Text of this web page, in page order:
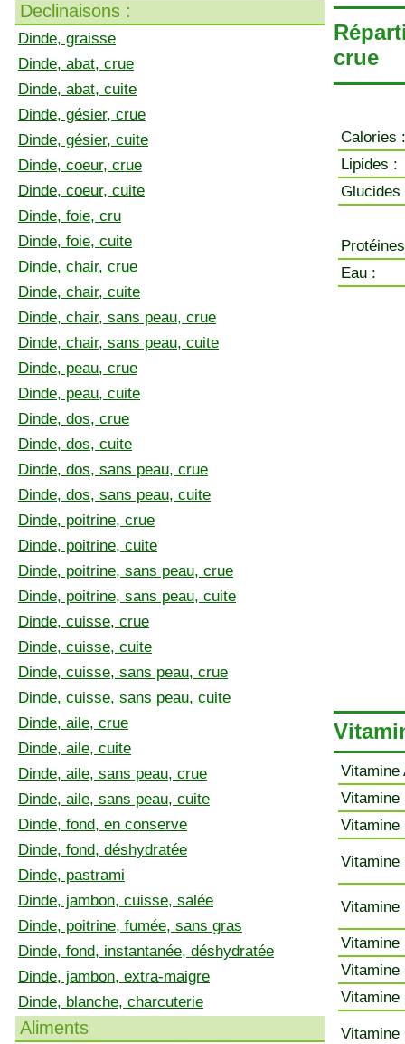
Declinaisons :
Dinde, graisse
Dinde, abat, crue
Dinde, abat, cuite
Dinde, gésier, crue
Dinde, gésier, cuite
Dinde, coeur, crue
Dinde, coeur, cuite
Dinde, foie, cru
Dinde, foie, cuite
Dinde, chair, crue
Dinde, chair, cuite
Dinde, chair, sans peau, crue
Dinde, chair, sans peau, cuite
Dinde, peau, crue
Dinde, peau, cuite
Dinde, dos, crue
Dinde, dos, cuite
Dinde, dos, sans peau, crue
Dinde, dos, sans peau, cuite
Dinde, poitrine, crue
Dinde, poitrine, cuite
Dinde, poitrine, sans peau, crue
Dinde, poitrine, sans peau, cuite
Dinde, cuisse, crue
Dinde, cuisse, cuite
Dinde, cuisse, sans peau, crue
Dinde, cuisse, sans peau, cuite
Dinde, aile, crue
Dinde, aile, cuite
Dinde, aile, sans peau, crue
Dinde, aile, sans peau, cuite
Dinde, fond, en conserve
Dinde, fond, déshydratée
Dinde, pastrami
Dinde, jambon, cuisse, salée
Dinde, poitrine, fumée, sans gras
Dinde, fond, instantanée, déshydratée
Dinde, jambon, extra-maigre
Dinde, blanche, charcuterie
Aliments
crue
Calories :
Lipides :
Glucides
Eau :
Vitamine
Vitamine
Vitamine
Vitamine
Vitamine
Vitamine
Vitamine
Vitamine
Vitamine